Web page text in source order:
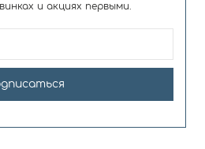
и акциях первыми.